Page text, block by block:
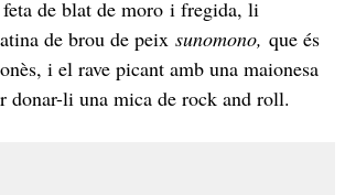
de blat de moro i fregida, li
de brou de peix sunomono, que és
i el rave picant amb una maionesa
donar-li una mica de rock and roll.